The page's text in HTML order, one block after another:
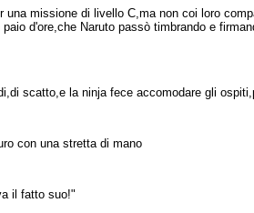
missione di livello C,ma non coi loro
d'ore,che Naruto passò timbrando e
scatto,e la ninja fece accomodare gli
con una stretta di mano
il fatto suo!"